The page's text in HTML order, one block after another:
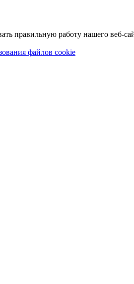
правильную работу нашего веб-
файлов cookie